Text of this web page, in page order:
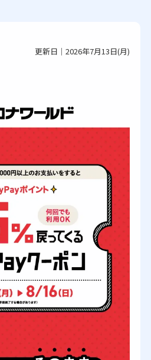
更新日｜2026年7月13日(月)